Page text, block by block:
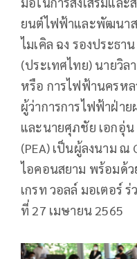
ยนต์ไฟฟ้าและพัฒนา
ไมเคิล ฉง รองประธา
(ประเทศไทย) นายวิล
หรือ การไฟฟ้านครห
ผู้ว่าการการไฟฟ้าฝ่า
และนายศุภชัย เอกอุ่
(PEA) เป็นผู้ลงนาม ณ
ไอคอนสยาม พร้อมด้
เกรท วอลล์ มอเตอร์
ที่ 27 เมษายน 2565